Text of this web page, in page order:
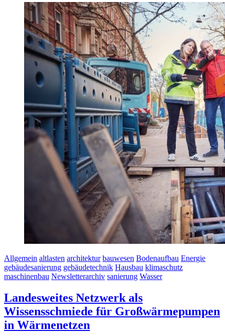
Allgemein altlasten architektur bauwesen Bodenaufbau Energie
gebäudesanierung gebäudetechnik Hausbau klimaschutz
maschinenbau Newsletterarchiv sanierung Wasser
Landesweites Netzwerk als
Wissensschmiede für Großwärmepumpen
in Wärmenetzen